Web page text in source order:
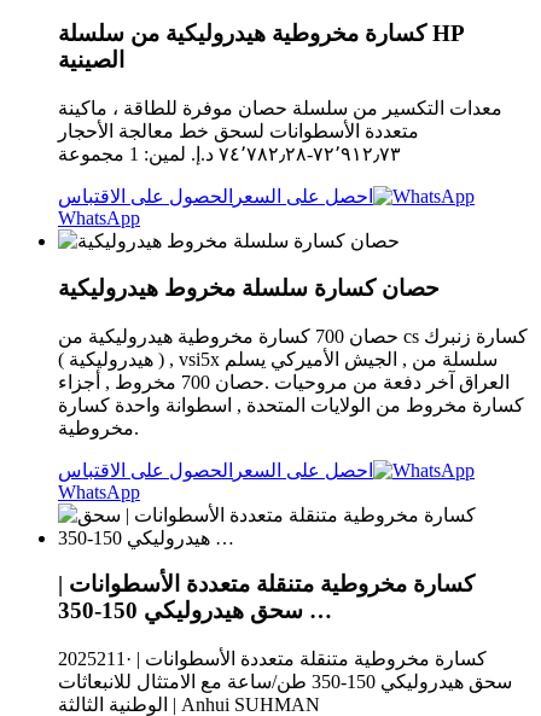
كسارة مخروطية هيدروليكية من سلسلة HP
الصينية
معدات التكسير من سلسلة حصان موفرة للطاقة ، ماكينة
متعددة الأسطوانات لسحق خط معالجة الأحجار
٧٢٬٩١٢٫٧٣-‏٧٤٬٧٨٢٫٢٨ د.إ.‏ لمين: 1 مجموعة
احصل على السعر الحصول على الاقتباس
WhatsApp
حصان كسارة سلسلة مخروط هيدروليكية
حصان 700 كسارة مخروطية هيدروليكية من cs كسارة زنبرك
, ( هيدروليكية ) vsi5x سلسلة من , الجيش الأميركي يسلم
العراق آخر دفعة من مروحيات .حصان 700 مخروط , أجزاء
كسارة مخروط من الولايات المتحدة , اسطوانة واحدة كسارة
مخروطية.
احصل على السعر الحصول على الاقتباس
WhatsApp
كسارة مخروطية متنقلة متعددة الأسطوانات |
سحق هيدروليكي 150-350 …
2025211· كسارة مخروطية متنقلة متعددة الأسطوانات |
سحق هيدروليكي 150-350 طن/ساعة مع الامتثال للانبعاثات
الوطنية الثالثة | Anhui SUHMAN